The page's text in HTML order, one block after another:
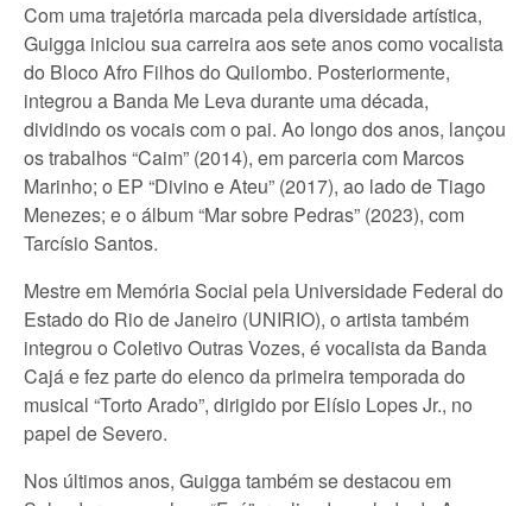
Com uma trajetória marcada pela diversidade artística,
Guigga iniciou sua carreira aos sete anos como vocalista
do Bloco Afro Filhos do Quilombo. Posteriormente,
integrou a Banda Me Leva durante uma década,
dividindo os vocais com o pai. Ao longo dos anos, lançou
os trabalhos “Caim” (2014), em parceria com Marcos
Marinho; o EP “Divino e Ateu” (2017), ao lado de Tiago
Menezes; e o álbum “Mar sobre Pedras” (2023), com
Tarcísio Santos.
Mestre em Memória Social pela Universidade Federal do
Estado do Rio de Janeiro (UNIRIO), o artista também
integrou o Coletivo Outras Vozes, é vocalista da Banda
Cajá e fez parte do elenco da primeira temporada do
musical “Torto Arado”, dirigido por Elísio Lopes Jr., no
papel de Severo.
Nos últimos anos, Guigga também se destacou em